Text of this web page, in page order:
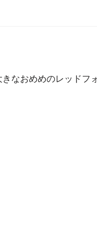
なおめめのレッドフ